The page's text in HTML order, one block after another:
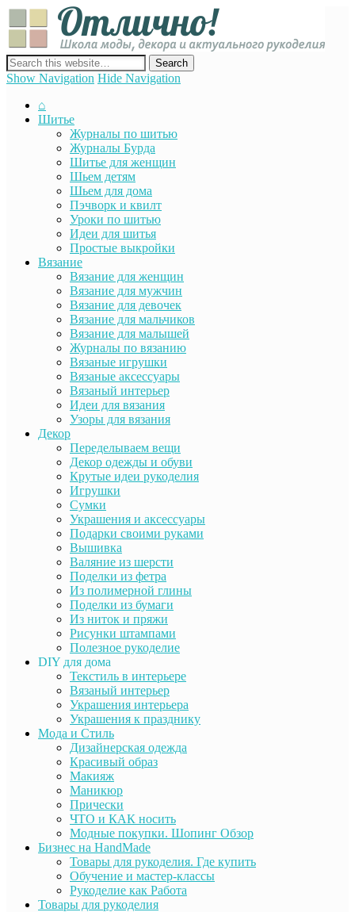
сайт о декоре, дизайне и моде, вязании, шитье и других видах
рукоделия
Show Navigation Hide Navigation
⌂
Шитье
Журналы по шитью
Журналы Бурда
Шитье для женщин
Шьем детям
Шьем для дома
Пэчворк и квилт
Уроки по шитью
Идеи для шитья
Простые выкройки
Вязание
Вязание для женщин
Вязание для мужчин
Вязание для девочек
Вязание для мальчиков
Вязание для малышей
Журналы по вязанию
Вязаные игрушки
Вязаные аксессуары
Вязаный интерьер
Идеи для вязания
Узоры для вязания
Декор
Переделываем вещи
Декор одежды и обуви
Крутые идеи рукоделия
Игрушки
Сумки
Украшения и аксессуары
Подарки своими руками
Вышивка
Валяние из шерсти
Поделки из фетра
Из полимерной глины
Поделки из бумаги
Из ниток и пряжи
Рисунки штампами
Полезное рукоделие
DIY для дома
Текстиль в интерьере
Вязаный интерьер
Украшения интерьера
Украшения к празднику
Мода и Стиль
Дизайнерская одежда
Красивый образ
Макияж
Маникюр
Прически
ЧТО и КАК носить
Модные покупки. Шопинг Обзор
Бизнес на HandMade
Товары для рукоделия. Где купить
Обучение и мастер-классы
Рукоделие как Работа
Товары для рукоделия